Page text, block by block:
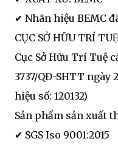
✔ Nhãn hiệu BEMC
CỤC SỞ HỮU TRÍ
Cục Sở Hữu Trí Tuệ
3737/QĐ-SHTT ngày
hiệu số: 120132)
Sản phẩm sản xuất
✔ SGS Iso 9001:2015